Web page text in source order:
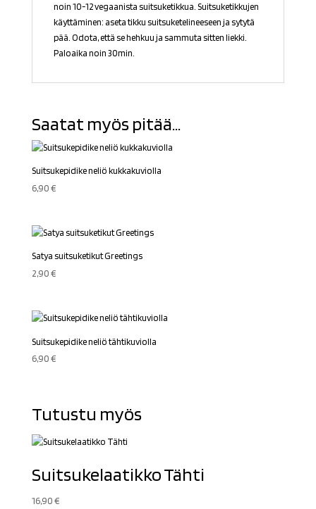
noin 10-12 vegaanista suitsuketikkua. Suitsuketikkujen
käyttäminen: aseta tikku suitsuketelineeseen ja sytytä
pää. Odota, että se hehkuu ja sammuta sitten liekki.
Paloaika noin 30min.
Saatat myös pitää...
Suitsukepidike neliö kukkakuviolla
6,90€
Satya suitsuketikut Greetings
2,90€
Suitsukepidike neliö tähtikuviolla
6,90€
Tutustu myös
Suitsukelaatikko Tähti
16,90€